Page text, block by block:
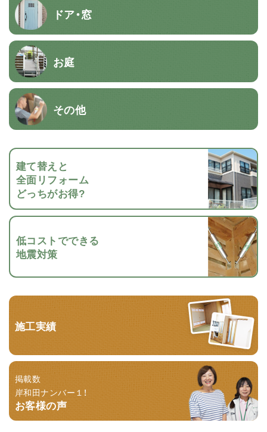
ドア・窓
お庭
その他
建て替えと
全面リフォーム
どっちがお得?
低コストでできる
地震対策
施工実績
掲載数
岸和田ナンバー１！
お客様の声